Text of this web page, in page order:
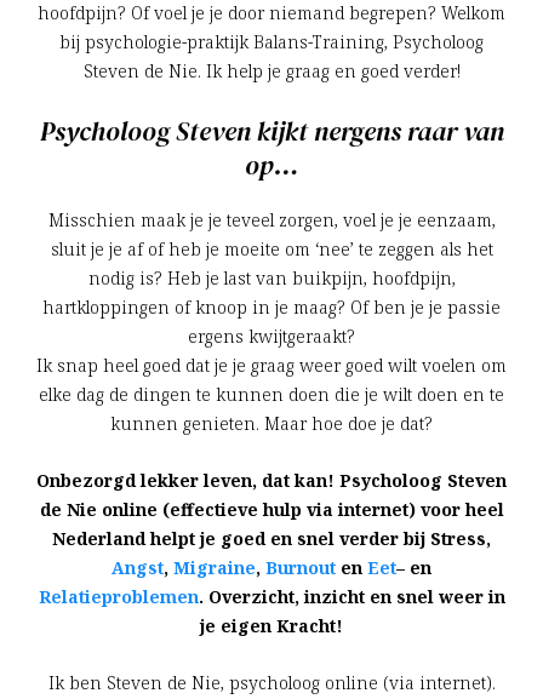
hoofdpijn? Of voel je je door niemand begrepen? Welkom
bij psychologie-praktijk Balans-Training, Psycholoog
Steven de Nie. Ik help je graag en goed verder!
Psycholoog Steven kijkt nergens raar van
op…
Misschien maak je je teveel zorgen, voel je je eenzaam,
sluit je je af of heb je moeite om ‘nee’ te zeggen als het
nodig is? Heb je last van buikpijn, hoofdpijn,
hartkloppingen of knoop in je maag? Of ben je je passie
ergens kwijtgeraakt?
Ik snap heel goed dat je je graag weer goed wilt voelen om
elke dag de dingen te kunnen doen die je wilt doen en te
kunnen genieten. Maar hoe doe je dat?
Onbezorgd lekker leven, dat kan! Psycholoog Steven
de Nie online (effectieve hulp via internet) voor heel
Nederland helpt je goed en snel verder bij Stress,
Angst, Migraine, Burnout en Eet– en
Relatieproblemen. Overzicht, inzicht en snel weer in
je eigen Kracht!
Ik ben Steven de Nie, psycholoog online (via internet).